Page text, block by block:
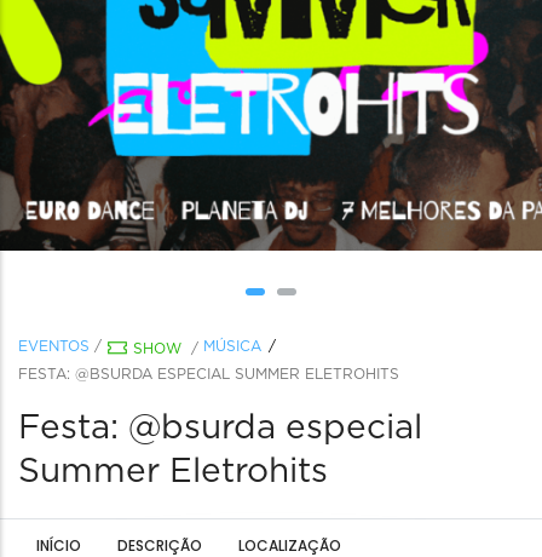
EVENTOS / SHOW / MÚSICA
FESTA: @BSURDA ESPECIAL SUMMER ELETROHITS
Festa: @bsurda especial
Summer Eletrohits
INÍCIO DESCRIÇÃO LOCALIZAÇÃO